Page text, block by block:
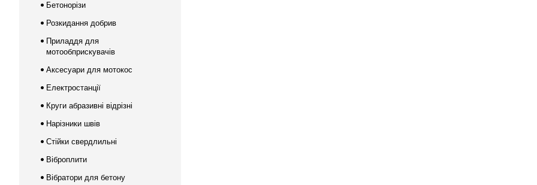
Бетонорізи
Розкидання добрив
Приладдя для
мотообприскувачів
Аксесуари для мотокос
Електростанції
Круги абразивні відрізні
Нарізники швів
Стійки свердлильні
Віброплити
Вібратори для бетону